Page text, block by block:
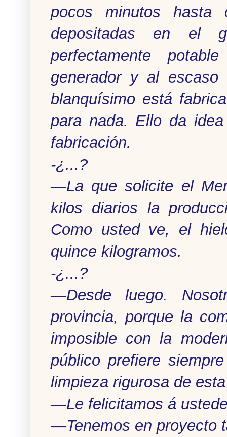
pocos minutos hasta
depositadas en el
perfectamente
generador y al
blanquísimo está
para nada. Ello da
fabricación.
-¿...?
—La que solicite el
kilos diarios la
Como usted ve, el
quince kilogramos.
-¿...?
—Desde luego.
provincia, porque la
imposible con la
público prefiere
limpieza rigurosa de
—Le felicitamos á
—Tenemos en proyecto